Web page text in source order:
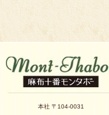
本社 〒104-0031